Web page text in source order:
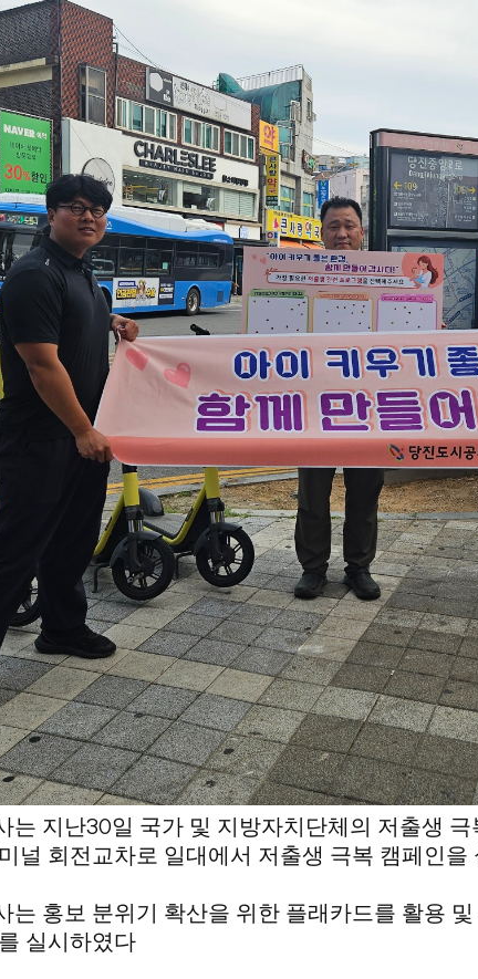
는 지난30일 국가 및 지방자치단체의 저출생 극
널 회전교차로 일대에서 저출생 극복 캠페인을
는 홍보 분위기 확산을 위한 플래카드를 활용
실시하였다